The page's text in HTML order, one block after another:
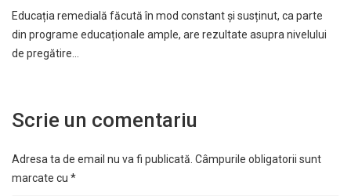
Educația remedială făcută în mod constant și susținut, ca parte
din programe educaționale ample, are rezultate asupra nivelului
de pregătire…
Scrie un comentariu
Adresa ta de email nu va fi publicată. Câmpurile obligatorii sunt
marcate cu *